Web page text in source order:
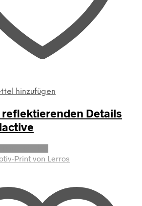
hinzufügen
reflektierenden Details
Dieses
Produkt
auf.
Die